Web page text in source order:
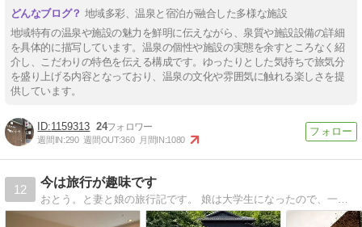
地域多彩、温泉と宿泊が融合した多様な施設
地域特有の温泉や施設の魅力を鮮明に伝えながら、泉質や施設設備の詳細
を具体的に描写しています。温泉の個性や施設の実態を余すところなく紹
介し、こだわりの特色を伝える構成です。ゆったりとした気持ちで旅気分
を盛り上げる内容となっており、温泉の文化や雰囲気に触れる楽しさを提
供しています。
1159313 24
週間IN:290 週間OUT:360 月間IN:1080
12
今は旅行が趣味です